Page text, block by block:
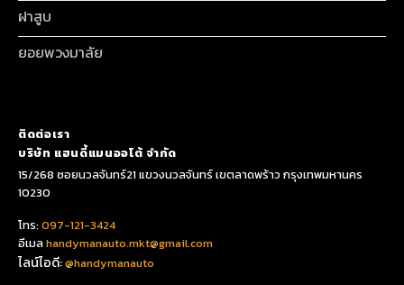
ฝาสูบ
ยอยพวงมาลัย
ติดต่อเรา
บริษัท แฮนดี้แมนออโต้ จำกัด
15/268 ซอยนวลจันทร์21 แขวงนวลจันทร์ เขตลาดพร้าว กรุงเทพมหานคร
10230
โทร:097-121-3424
อีเมลhandymanauto.mkt@gmail.com
ไลน์ไอดี:@handymanauto